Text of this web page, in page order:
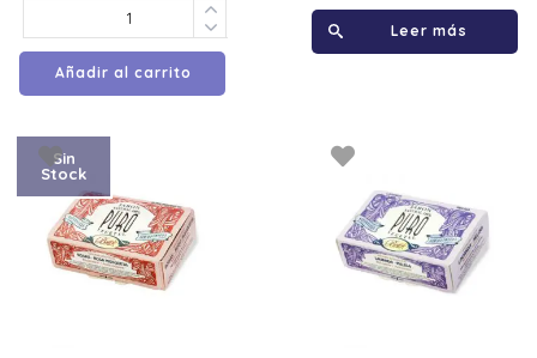
Añadir al carrito
Leer más
Sin
Stock